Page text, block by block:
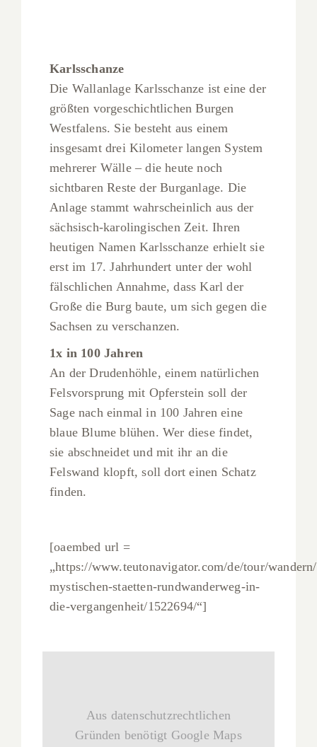
Karlsschanze
Die Wallanlage Karlsschanze ist eine der
größten vorgeschichtlichen Burgen
Westfalens. Sie besteht aus einem
insgesamt drei Kilometer langen System
mehrerer Wälle – die heute noch
sichtbaren Reste der Burganlage. Die
Anlage stammt wahrscheinlich aus der
sächsisch-karolingischen Zeit. Ihren
heutigen Namen Karlsschanze erhielt sie
erst im 17. Jahrhundert unter der wohl
fälschlichen Annahme, dass Karl der
Große die Burg baute, um sich gegen die
Sachsen zu verschanzen.
1x in 100 Jahren
An der Drudenhöhle, einem natürlichen
Felsvorsprung mit Opferstein soll der
Sage nach einmal in 100 Jahren eine
blaue Blume blühen. Wer diese findet,
sie abschneidet und mit ihr an die
Felswand klopft, soll dort einen Schatz
finden.
[oaembed url =
„https://www.teutonavigator.com/de/tour/
mystischen-staetten-rundwanderweg-in-
die-vergangenheit/1522694/“]
Aus datenschutzrechtlichen
Gründen benötigt Google Maps